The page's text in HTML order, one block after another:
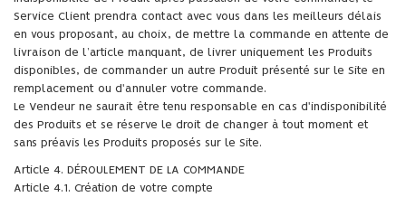
Service Client prendra contact avec vous dans les meilleurs délais
en vous proposant, au choix, de mettre la commande en attente de
livraison de l’article manquant, de livrer uniquement les Produits
disponibles, de commander un autre Produit présenté sur le Site en
remplacement ou d'annuler votre commande.
Le Vendeur ne saurait être tenu responsable en cas d'indisponibilité
des Produits et se réserve le droit de changer à tout moment et
sans préavis les Produits proposés sur le Site.
Article 4. DÉROULEMENT DE LA COMMANDE
Article 4.1. Création de votre compte